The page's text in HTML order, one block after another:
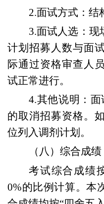
2.面试方式： 结
3.面试人选：现
计划招募人数与面
际通过资格审查人
试正常进行。
4.其他说明： 面
的取消招募资格。如
位列入调剂计划。
（ 八 ）综合成绩
考试综合成绩
0%的比例计算。本